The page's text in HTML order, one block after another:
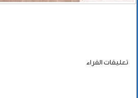
تعليقات القراء